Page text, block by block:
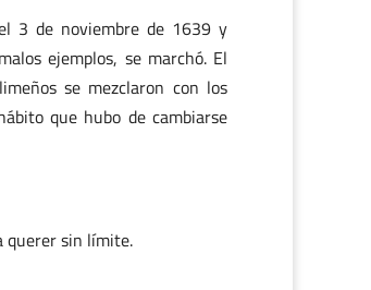
3 de noviembre de 1639 y
ejemplos, se marchó. El
se mezclaron con los
que hubo de cambiarse
querer sin límite.